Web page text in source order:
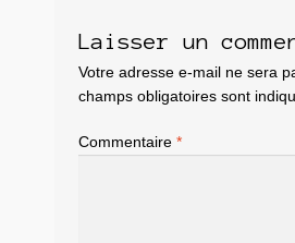
Laisser un
Votre adresse e-mail ne sera
champs obligatoires sont
Commentaire *